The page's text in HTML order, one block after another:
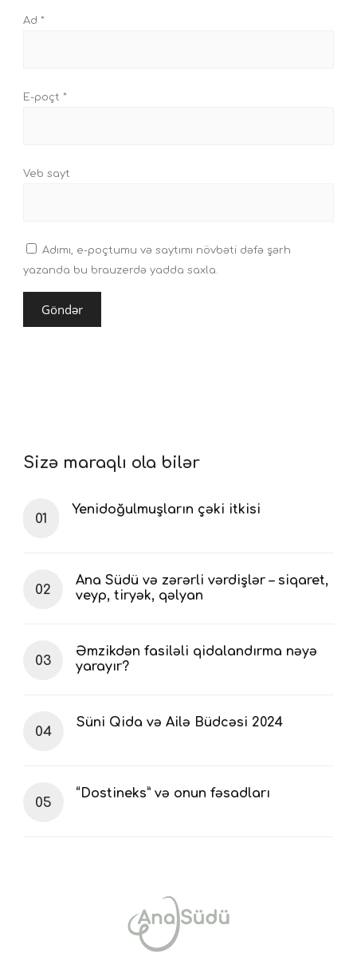
Ad *
E-poçt *
Veb sayt
Adımı, e-poçtumu və saytımı növbəti dəfə şərh
yazanda bu brauzerdə yadda saxla.
Sizə maraqlı ola bilər
Yenidoğulmuşların çəki itkisi
Ana Südü və zərərli vərdişlər – siqaret,
veyp, tiryək, qəlyan
Əmzikdən fasiləli qidalandırma nəyə
yarayır?
Süni Qida və Ailə Büdcəsi 2024
“Dostineks” və onun fəsadları